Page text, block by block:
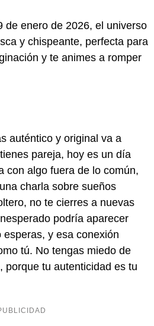
de enero de 2026, el universo
y chispeante, perfecta para
y te animes a romper
auténtico y original va a
pareja, hoy es un día
con algo fuera de lo común,
charla sobre sueños
no te cierres a nuevas
podría aparecer
y esa conexión
tú. No tengas miedo de
porque tu autenticidad es tu